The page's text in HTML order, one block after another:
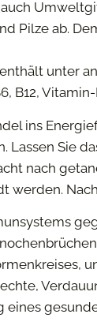
Pilze ab.
unter
B12,
ins
Lassen Sie
nach
werden.